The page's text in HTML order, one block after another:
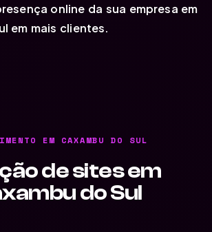
online da sua empresa em
em mais clientes.
EM CAXAMBU DO SUL
de sites em
do Sul